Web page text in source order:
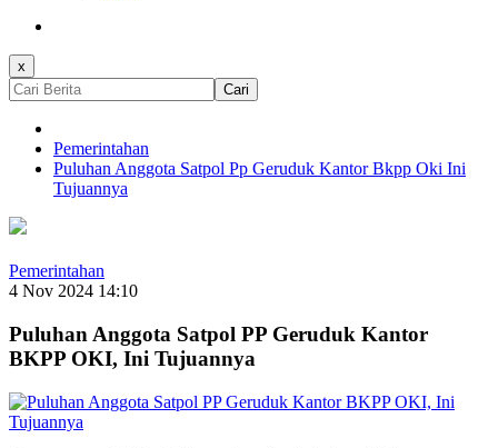
x
Cari
Pemerintahan
Puluhan Anggota Satpol Pp Geruduk Kantor Bkpp Oki Ini
Tujuannya
Pemerintahan
4 Nov 2024 14:10
Puluhan Anggota Satpol PP Geruduk Kantor
BKPP OKI, Ini Tujuannya